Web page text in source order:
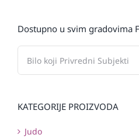
Dostupno u svim gradovima
KATEGORIJE PROIZVODA
Judo